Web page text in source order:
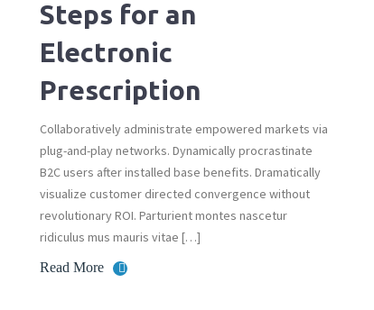
Steps for an
Electronic
Prescription
Collaboratively administrate empowered markets via
plug-and-play networks. Dynamically procrastinate
B2C users after installed base benefits. Dramatically
visualize customer directed convergence without
revolutionary ROI. Parturient montes nascetur
ridiculus mus mauris vitae […]
Read More